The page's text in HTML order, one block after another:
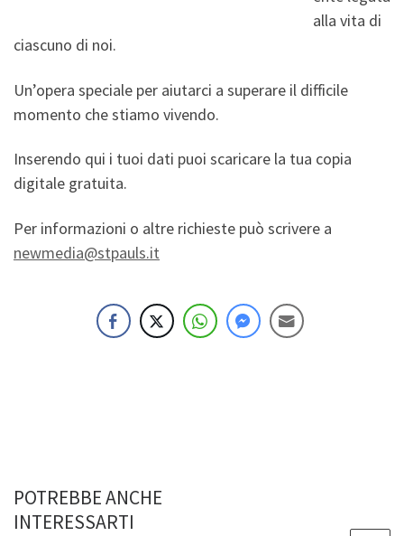
alla vita di
ciascuno di noi.
Un’opera speciale per aiutarci a superare il difficile
momento che stiamo vivendo.
Inserendo qui i tuoi dati puoi scaricare la tua copia
digitale gratuita.
Per informazioni o altre richieste può scrivere a
newmedia@stpauls.it
POTREBBE ANCHE
INTERESSARTI